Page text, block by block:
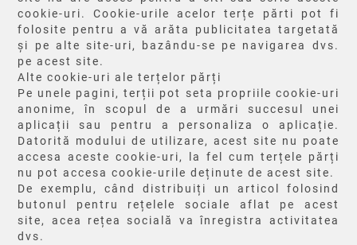
cookie-uri. Cookie-urile acelor terțe părti pot fi
folosite pentru a vă arăta publicitatea targetată
și pe alte site-uri, bazându-se pe navigarea dvs.
pe acest site.
Alte cookie-uri ale terțelor părți
Pe unele pagini, terții pot seta propriile cookie-uri
anonime, în scopul de a urmări succesul unei
aplicații sau pentru a personaliza o aplicație.
Datorită modului de utilizare, acest site nu poate
accesa aceste cookie-uri, la fel cum terțele părți
nu pot accesa cookie-urile deținute de acest site.
De exemplu, când distribuiți un articol folosind
butonul pentru rețelele sociale aflat pe acest
site, acea rețea socială va înregistra activitatea
dvs.